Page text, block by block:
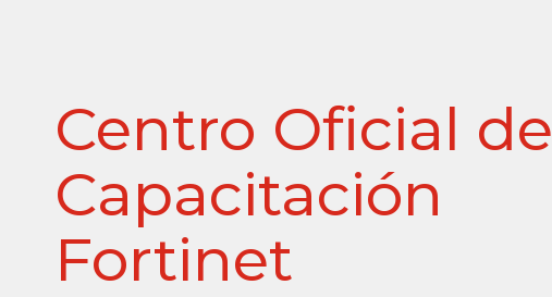
Centro Oficial de
Capacitación
Fortinet